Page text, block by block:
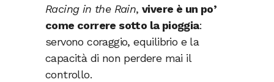
Racing in the Rain,vivere è un po’
come correre sotto la pioggia:
servono coraggio, equilibrio e la
capacità di non perdere mai il
controllo.